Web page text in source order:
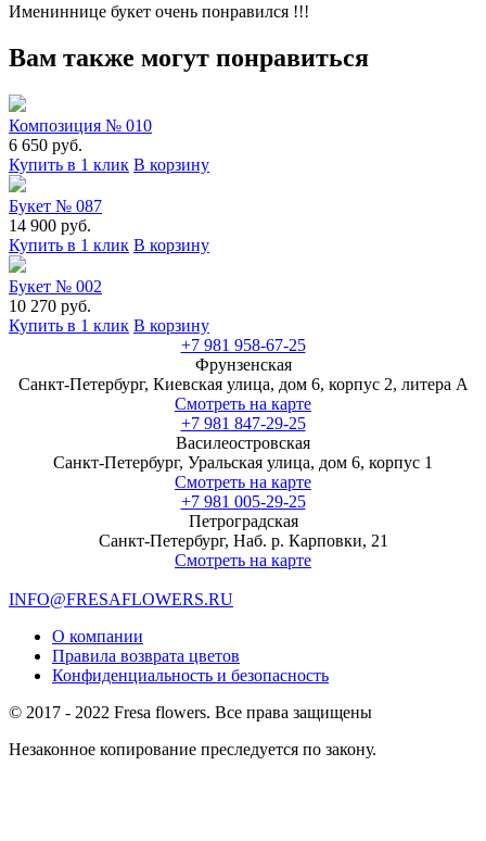
Имениннице букет очень понравился !!!
Вам также могут понравиться
Композиция № 010
6 650 руб.
Купить в 1 клик В корзину
Букет № 087
14 900 руб.
Купить в 1 клик В корзину
Букет № 002
10 270 руб.
Купить в 1 клик В корзину
+7 981 958-67-25
Фрунзенская
Санкт-Петербург, Киевская улица, дом 6, корпус 2, литера А
Смотреть на карте
+7 981 847-29-25
Василеостровская
Санкт-Петербург, Уральская улица, дом 6, корпус 1
Смотреть на карте
+7 981 005-29-25
Петроградская
Санкт-Петербург, Наб. р. Карповки, 21
Смотреть на карте
INFO@FRESAFLOWERS.RU
О компании
Правила возврата цветов
Конфиденциальность и безопасность
© 2017 - 2022 Fresa flowers. Все права защищены
Незаконное копирование преследуется по закону.